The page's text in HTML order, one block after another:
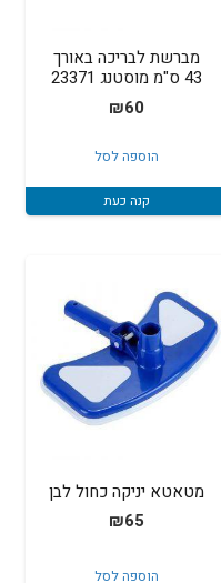
מברשת לבריכה באורך
43 ס"מ מוסטנג 23371
₪60
הוספה לסל
קנה כעת
מטאטא יניקה כחול לבן
₪65
הוספה לסל